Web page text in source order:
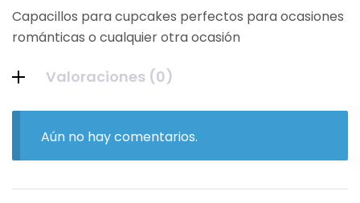
Capacillos para cupcakes perfectos para ocasiones
románticas o cualquier otra ocasión
Valoraciones (0)
Aún no hay comentarios.